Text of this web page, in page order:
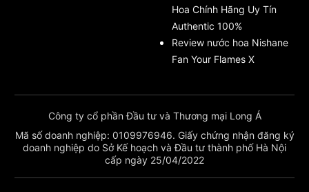
Hoa Chính Hãng Uy Tín
Authentic 100%
Review nước hoa Nishane
Fan Your Flames X
Công ty cổ phần Đầu tư và Thương mại Long Á
Mã số doanh nghiệp: 0109976946. Giấy chứng nhận đăng ký
doanh nghiệp do Sở Kế hoạch và Đầu tư thành phố Hà Nội
cấp ngày 25/04/2022